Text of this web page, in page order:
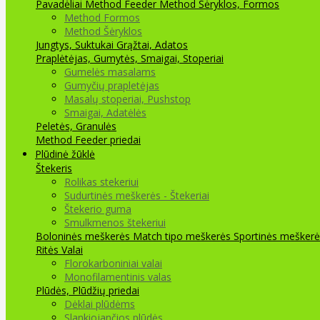
Pavadėliai Method Feeder Method Šėryklos, Formos
Method Formos
Method Šėryklos
Jungtys, Suktukai Grąžtai, Adatos
Praplėtėjas, Gumytės, Smaigai, Stoperiai
Gumelės masalams
Gumyčių prapletėjas
Masalų stoperiai, Pushstop
Smaigai, Adatėlės
Peletės, Granulės
Method Feeder priedai
Plūdinė žūklė
Štekeris
Rolikas stekeriui
Sudurtinės meškerės - Štekeriai
Štekerio guma
Smulkmenos štekeriui
Boloninės meškerės Match tipo meškerės Sportinės
Ritės Valai
Florokarboniniai valai
Monofilamentinis valas
Plūdės, Plūdžių priedai
Dėklai plūdėms
Slankiojančios plūdės